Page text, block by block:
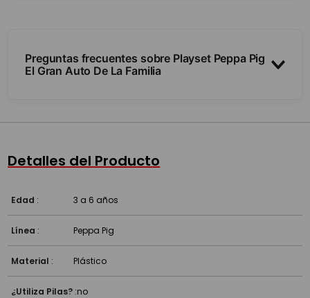
Preguntas frecuentes sobre Playset Peppa Pig
El Gran Auto De La Familia
Detalles del Producto
Edad : 3 a 6 años
Línea : Peppa Pig
Material : Plástico
¿Utiliza Pilas? :no